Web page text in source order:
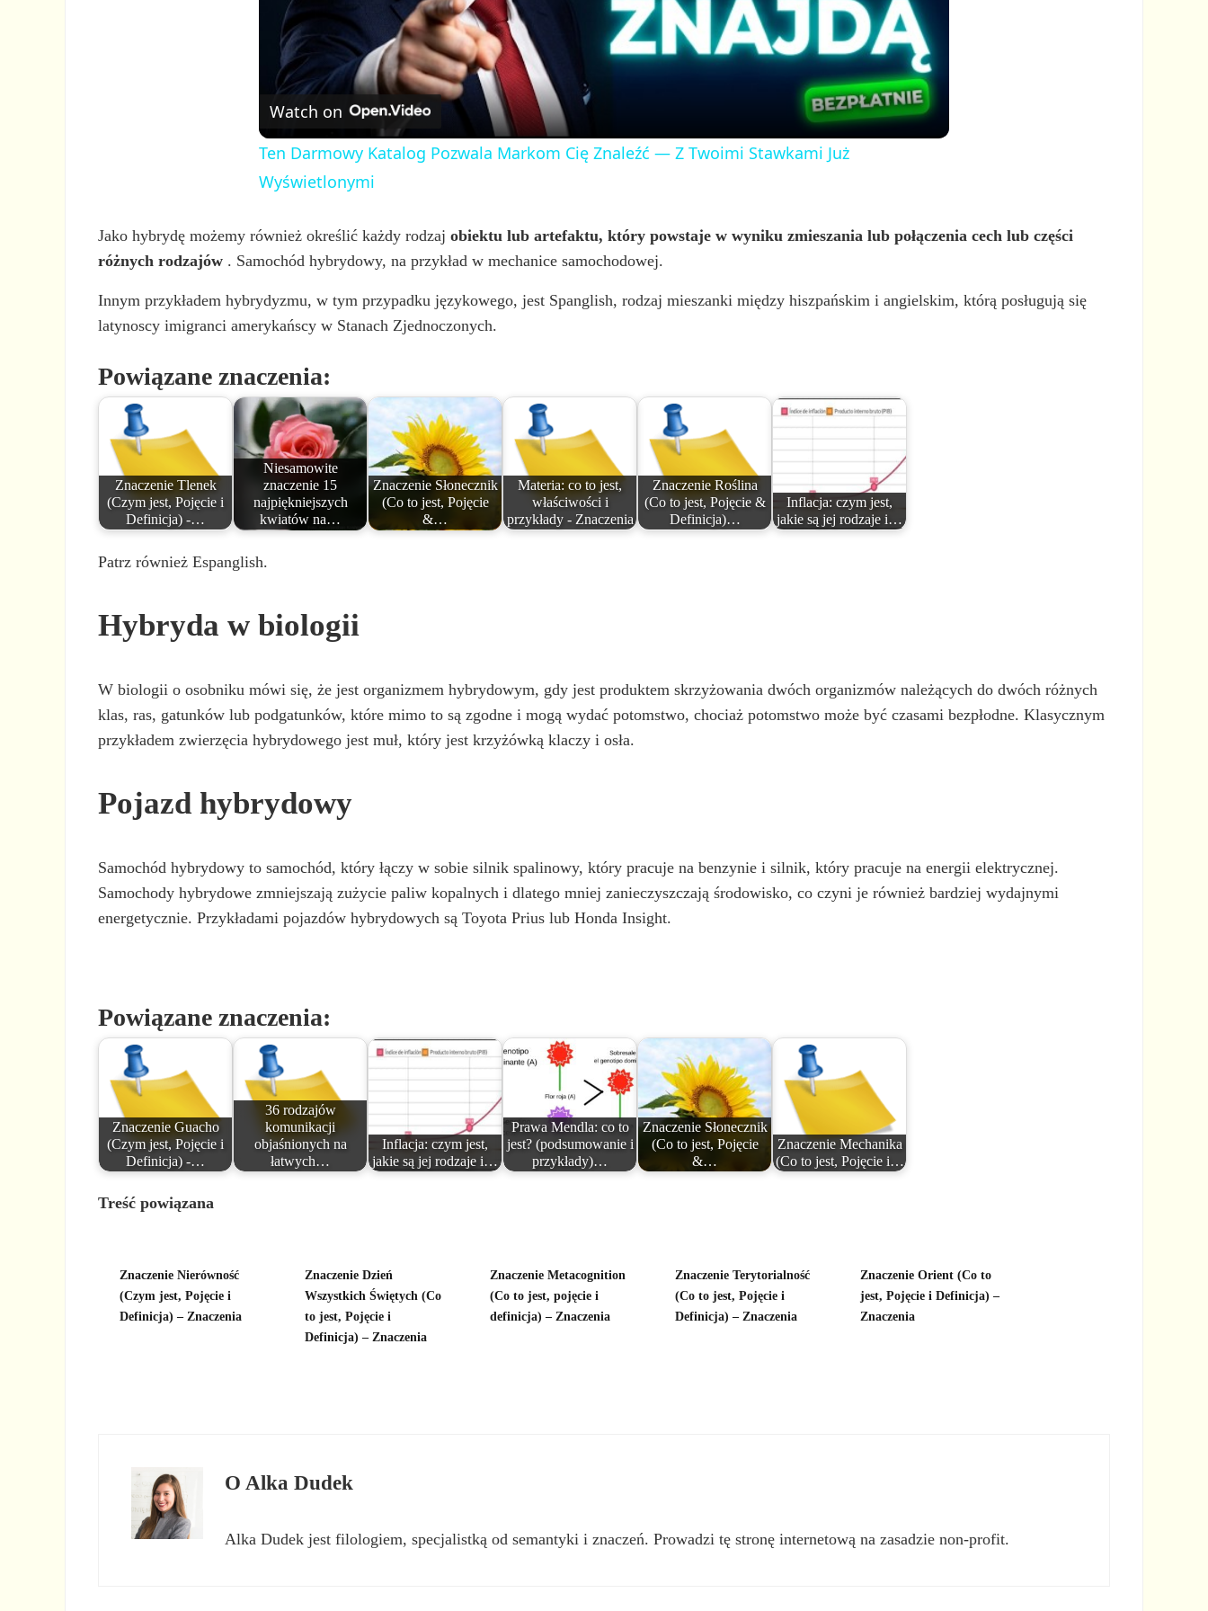
y
i
d
o
Watch on
Ten Darmowy Katalog Pozwala Markom Cię Znaleźć — Z Twoimi Stawkami Już
Wyświetlonymi
Jako hybrydę możemy również określić każdy rodzajobiektu lub artefaktu, który powstaje w wyniku zmieszania lub połączenia cech lub części
różnych rodzajów . Samochód hybrydowy, na przykład w mechanice samochodowej.
Innym przykładem hybrydyzmu, w tym przypadku językowego, jest Spanglish, rodzaj mieszanki między hiszpańskim i angielskim, którą posługują się
latynoscy imigranci amerykańscy w Stanach Zjednoczonych.
Powiązane znaczenia:
Znaczenie Tlenek
(Czym jest, Pojęcie i
Definicja) -…
Niesamowite
znaczenie 15
najpiękniejszych
kwiatów na…
Znaczenie Słonecznik
(Co to jest, Pojęcie
&…
Materia: co to jest,
właściwości i
przykłady - Znaczenia
Znaczenie Roślina
(Co to jest, Pojęcie &
Definicja)…
Inflacja: czym jest,
jakie są jej rodzaje i…
Patrz również Espanglish.
Hybryda w biologii
W biologii o osobniku mówi się, że jest organizmem hybrydowym, gdy jest produktem skrzyżowania dwóch organizmów należących do dwóch różnych
klas, ras, gatunków lub podgatunków, które mimo to są zgodne i mogą wydać potomstwo, chociaż potomstwo może być czasami bezpłodne. Klasycznym
przykładem zwierzęcia hybrydowego jest muł, który jest krzyżówką klaczy i osła.
Pojazd hybrydowy
Samochód hybrydowy to samochód, który łączy w sobie silnik spalinowy, który pracuje na benzynie i silnik, który pracuje na energii elektrycznej.
Samochody hybrydowe zmniejszają zużycie paliw kopalnych i dlatego mniej zanieczyszczają środowisko, co czyni je również bardziej wydajnymi
energetycznie. Przykładami pojazdów hybrydowych są Toyota Prius lub Honda Insight.
Powiązane znaczenia:
Znaczenie Guacho
(Czym jest, Pojęcie i
Definicja) -…
36 rodzajów
komunikacji
objaśnionych na
łatwych…
Inflacja: czym jest,
jakie są jej rodzaje i…
Prawa Mendla: co to
jest? (podsumowanie i
przykłady)…
Znaczenie Słonecznik
(Co to jest, Pojęcie
&…
Znaczenie Mechanika
(Co to jest, Pojęcie i…
Treść powiązana
Znaczenie Nierówność
(Czym jest, Pojęcie i
Definicja) – Znaczenia
Znaczenie Dzień
Wszystkich Świętych (Co
to jest, Pojęcie i
Definicja) – Znaczenia
Znaczenie Metacognition
(Co to jest, pojęcie i
definicja) – Znaczenia
Znaczenie Terytorialność
(Co to jest, Pojęcie i
Definicja) – Znaczenia
Znaczenie Orient (Co to
jest, Pojęcie i Definicja) –
Znaczenia
O Alka Dudek
Alka Dudek jest filologiem, specjalistką od semantyki i znaczeń. Prowadzi tę stronę internetową na zasadzie non-profit.